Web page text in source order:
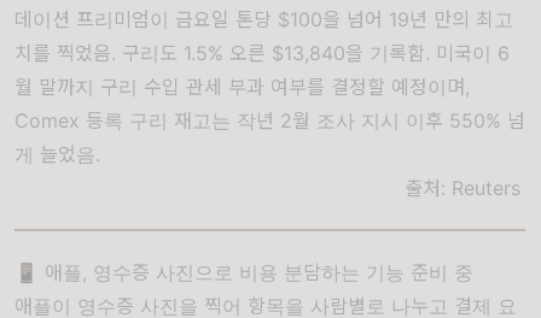
데이션 프리미엄이 금요일 톤당 $100을 넘어 19년 만의 최고
치를 찍었음. 구리도 1.5% 오른 $13,840을 기록함. 미국이 6
월 말까지 구리 수입 관세 부과 여부를 결정할 예정이며,
Comex 등록 구리 재고는 작년 2월 조사 지시 이후 550% 넘
게 늘었음.
출처: Reuters
📱 애플, 영수증 사진으로 비용 분담하는 기능 준비 중
애플이 영수증 사진을 찍어 항목을 사람별로 나누고 결제 요